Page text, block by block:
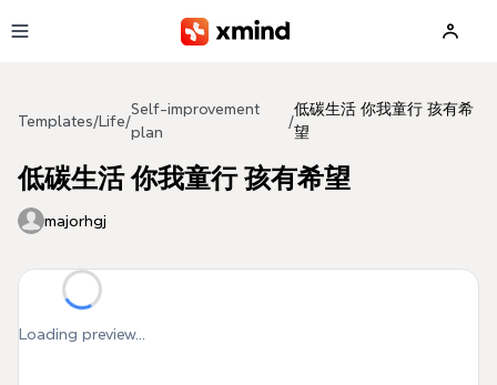
Templates/Life/
Self-improvement
plan
/
低碳生活 你我童行 孩有希
望
低碳生活 你我童行 孩有希望
majorhgj
Loading preview...